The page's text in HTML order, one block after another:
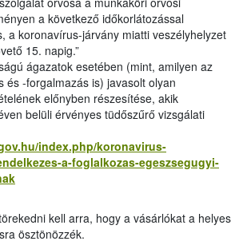
a következő időkorlátozással
a koronavírus-járvány miatti veszélyhelyzet
15. napig.”
ágazatok esetében (mint, amilyen az
és -forgalmazás is) javasolt olyan
előnyben részesítése, akik
belüli érvényes tüdőszűrő vizsgálati
index.php/koronavirus-
a-foglalkozas-egeszsegugyi-
kell arra, hogy a vásárlókat a helyes
ösztönözzék.